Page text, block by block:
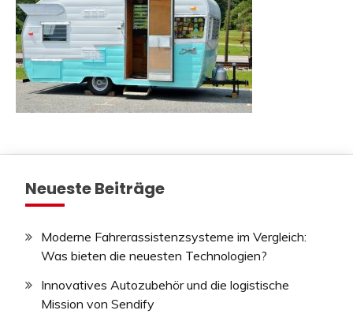
Neueste Beiträge
Moderne Fahrerassistenzsysteme im Vergleich:
Was bieten die neuesten Technologien?
Innovatives Autozubehör und die logistische
Mission von Sendify